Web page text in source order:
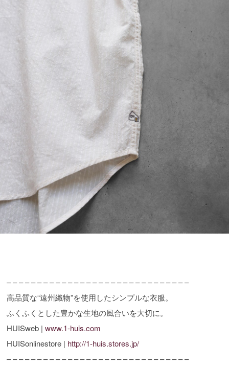
– – – – – – – – – – – – – – – – – – – – – – – – – – – – – –
高品質な“遠州織物”を使用したシンプルな衣服。
ふくふくとした豊かな生地の風合いを大切に。
HUISweb |www.1-huis.com
HUISonlinestore | http://1-huis.stores.jp/
– – – – – – – – – – – – – – – – – – – – – – – – – – – – – –